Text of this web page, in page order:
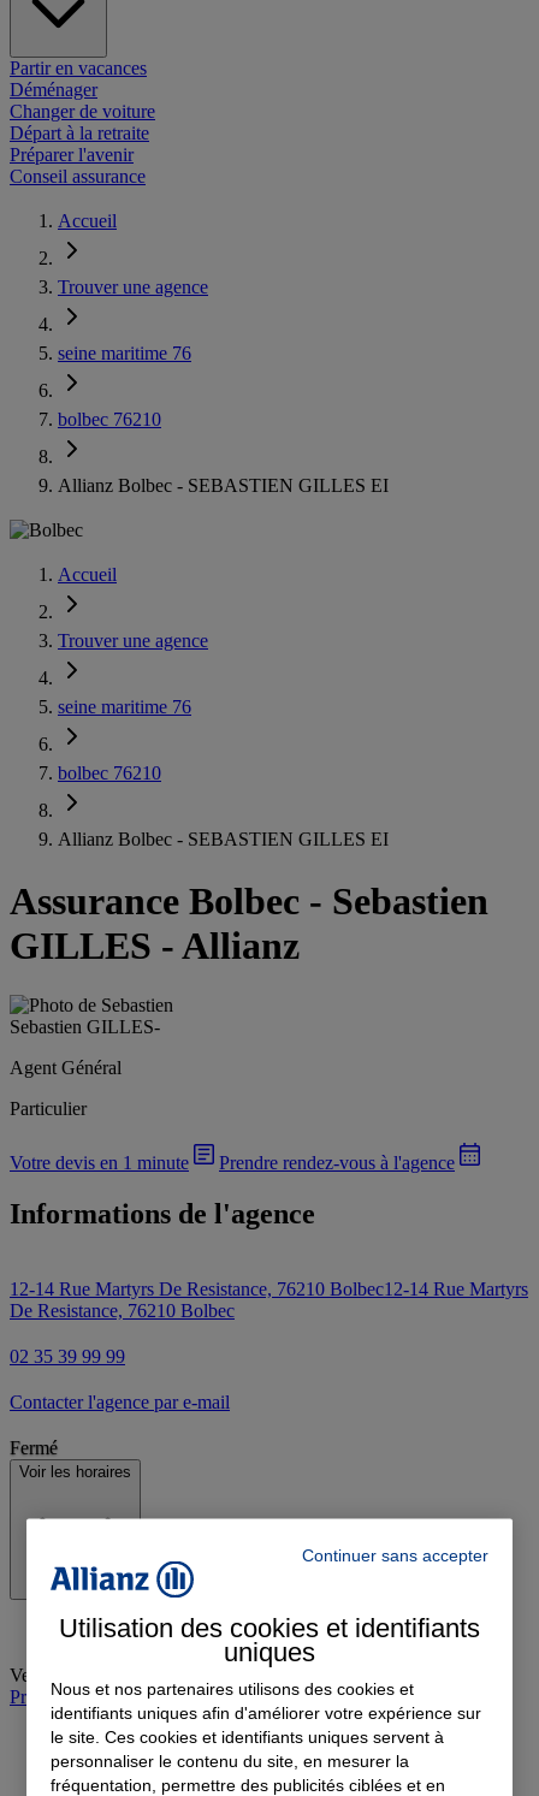
Partir en vacances
Déménager
Changer de voiture
Départ à la retraite
Préparer l'avenir
Conseil assurance
Accueil
Trouver une agence
seine maritime 76
bolbec 76210
Allianz Bolbec - SEBASTIEN GILLES EI
Accueil
Trouver une agence
seine maritime 76
bolbec 76210
Allianz Bolbec - SEBASTIEN GILLES EI
Assurance Bolbec - Sebastien
GILLES - Allianz
Sebastien GILLES-
Agent Général
Particulier
Votre devis en 1 minute Prendre rendez-vous à l'agence
Informations de l'agence
12-14 Rue Martyrs De Resistance, 76210 Bolbec12-14 Rue Martyrs
De Resistance, 76210 Bolbec
02 35 39 99 99
Contacter l'agence par e-mail
Fermé
Voir les horaires
Vendredi
Prendre rendez-vous à l'agence
Continuer sans accepter
Utilisation des cookies et identifiants
uniques
Nous et nos partenaires utilisons des cookies et
identifiants uniques afin d'améliorer votre expérience sur
le site. Ces cookies et identifiants uniques servent à
personnaliser le contenu du site, en mesurer la
fréquentation, permettre des publicités ciblées et en